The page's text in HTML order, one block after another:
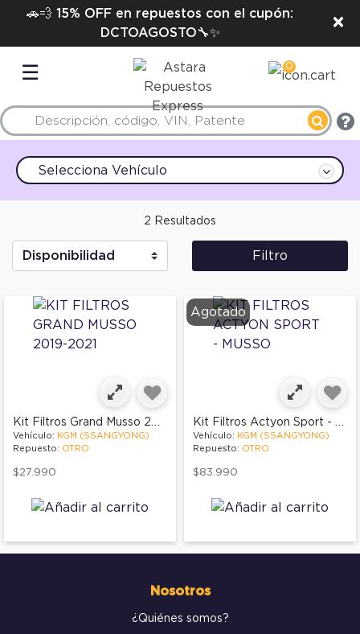
🚗💨 15% OFF en repuestos con el cupón:
DCTOAGOSTO🔧✨
×
☰ 0
Selecciona Vehículo
2 Resultados
Filtro
Kit Filtros Grand Musso 2019-2021
Vehículo: KGM (SSANGYONG)
Repuesto: OTRO
$27.990
Agotado
Kit Filtros Actyon Sport - Musso
Vehículo: KGM (SSANGYONG)
Repuesto: OTRO
$83.990
Nosotros
¿Quiénes somos?